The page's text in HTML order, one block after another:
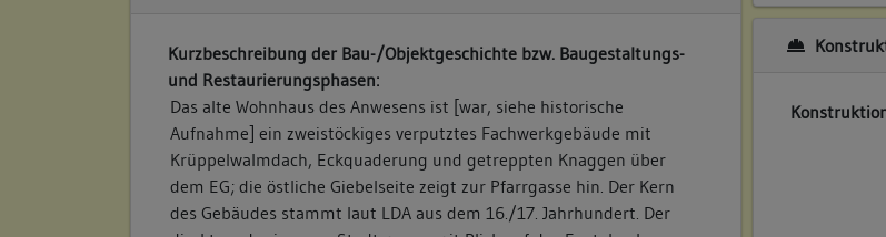
Kurzbeschreibung der Bau-/Objektgeschichte bzw. Baugestaltungs-
und Restaurierungsphasen:
Das alte Wohnhaus des Anwesens ist [war, siehe historische
Aufnahme] ein zweistöckiges verputztes Fachwerkgebäude mit
Krüppelwalmdach, Eckquaderung und getreppten Knaggen über
dem EG; die östliche Giebelseite zeigt zur Pfarrgasse hin. Der Kern
des Gebäudes stammt laut LDA aus dem 16./17. Jahrhundert. Der